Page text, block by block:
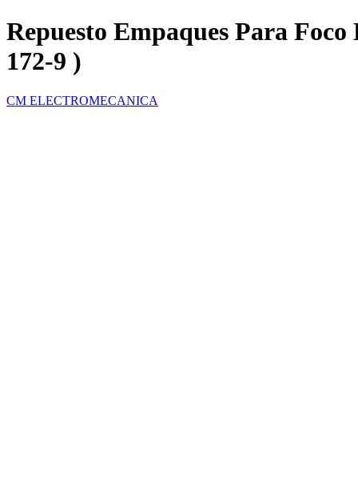
Repuesto Empaques Para
172-9 )
CM ELECTROMECANICA